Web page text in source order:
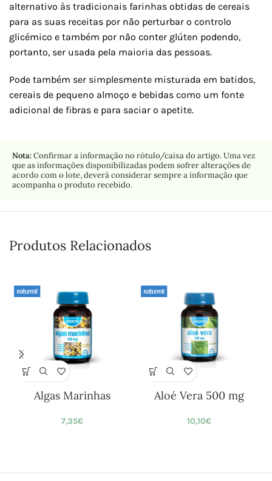
alternativo às tradicionais farinhas obtidas de cereais
para as suas receitas por não perturbar o controlo
glicémico e também por não conter glúten podendo,
portanto, ser usada pela maioria das pessoas.
Pode também ser simplesmente misturada em batidos,
cereais de pequeno almoço e bebidas como um fonte
adicional de fibras e para saciar o apetite.
Nota:Confirmar a informação no rótulo/caixa do artigo. Uma vez
que as informações disponibilizadas podem sofrer alterações de
acordo com o lote, deverá considerar sempre a informação que
acompanha o produto recebido.
Produtos Relacionados
Algas Marinhas
7,35€
Aloé Vera 500 mg
10,10€